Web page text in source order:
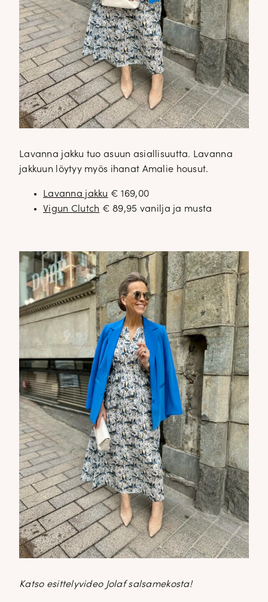
Lavanna jakku tuo asuun asiallisuutta. Lavanna
jakkuun löytyy myös ihanat Amalie housut.
Lavanna jakku € 169,00
Vigun Clutch € 89,95 vanilja ja musta
Katso esittelyvideo Jolaf salsamekosta!